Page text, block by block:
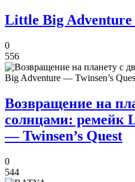
Little Big Adventure
0
556
Возвращение на
солнцами: ремейк
— Twinsen’s Quest
0
544